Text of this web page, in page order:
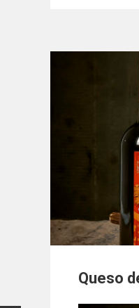
Queso